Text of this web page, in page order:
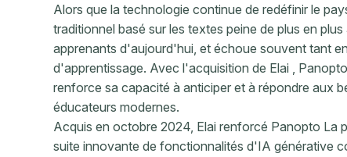
Alors que la technologie continue de redéfinir le
traditionnel basé sur les textes peine de plus en
apprenants d'aujourd'hui, et échoue souvent tant
d'apprentissage. Avec l'acquisition de Elai ,
renforce sa capacité à anticiper et à répondre aux
éducateurs modernes.
Acquis en octobre 2024, Elai renforcé Panopto La
suite innovante de fonctionnalités d'IA générative